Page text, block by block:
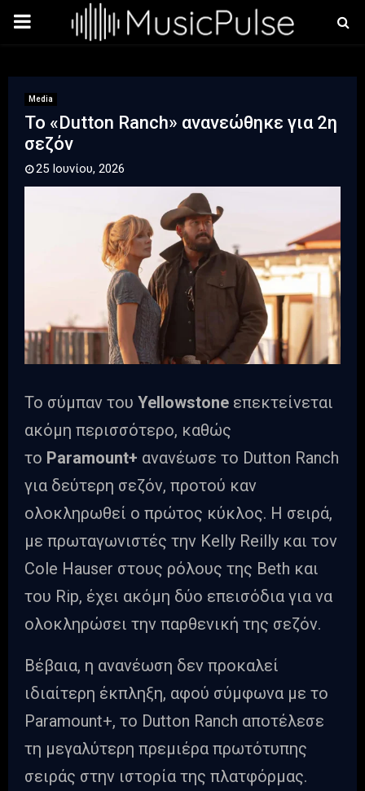
PRIMARY
Media
Το «Dutton Ranch» ανανεώθηκε για 2η
σεζόν
25 Ιουνίου, 2026
Το σύμπαν του Yellowstone επεκτείνεται
ακόμη περισσότερο, καθώς
το Paramount+ ανανέωσε το Dutton Ranch
για δεύτερη σεζόν, προτού καν
ολοκληρωθεί ο πρώτος κύκλος. Η σειρά,
με πρωταγωνιστές την Kelly Reilly και τον
Cole Hauser στους ρόλους της Beth και
του Rip, έχει ακόμη δύο επεισόδια για να
ολοκληρώσει την παρθενική της σεζόν.
Βέβαια, η ανανέωση δεν προκαλεί
ιδιαίτερη έκπληξη, αφού σύμφωνα με το
Paramount+, το Dutton Ranch αποτέλεσε
τη μεγαλύτερη πρεμιέρα πρωτότυπης
σειράς στην ιστορία της πλατφόρμας.